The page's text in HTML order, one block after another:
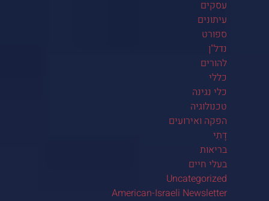
עסקים
עיתונים
ספורט
נדל"ן
להורים
כללי
כלי נגינה
טכנולוגיה
הפקה ואירועים
דָתִי
בריאות
בעלי חיים
Uncategorized
American-Israeli Newsletter